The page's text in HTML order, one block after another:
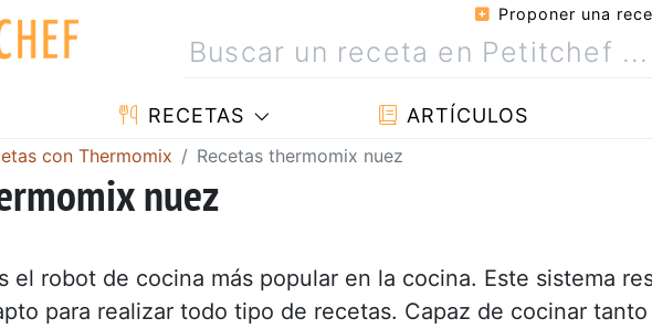
Proponer una
RECETAS ARTÍCULOS
con Thermomix Recetas thermomix nuez
nuez
el robot de cocina más popular en la cocina. Este sistema
para realizar todo tipo de recetas. Capaz de cocinar tanto